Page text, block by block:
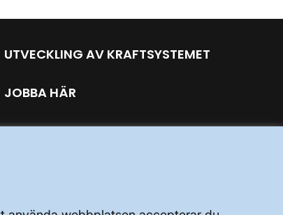
UTVECKLING AV KRAFTSYSTEMET
JOBBA HÄR
OM WEBBPLATSEN